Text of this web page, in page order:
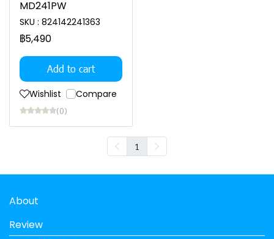
MD241PW
SKU : 824142241363
฿5,490
Add to cart
Wishlist Compare
(0)
1
About
Review